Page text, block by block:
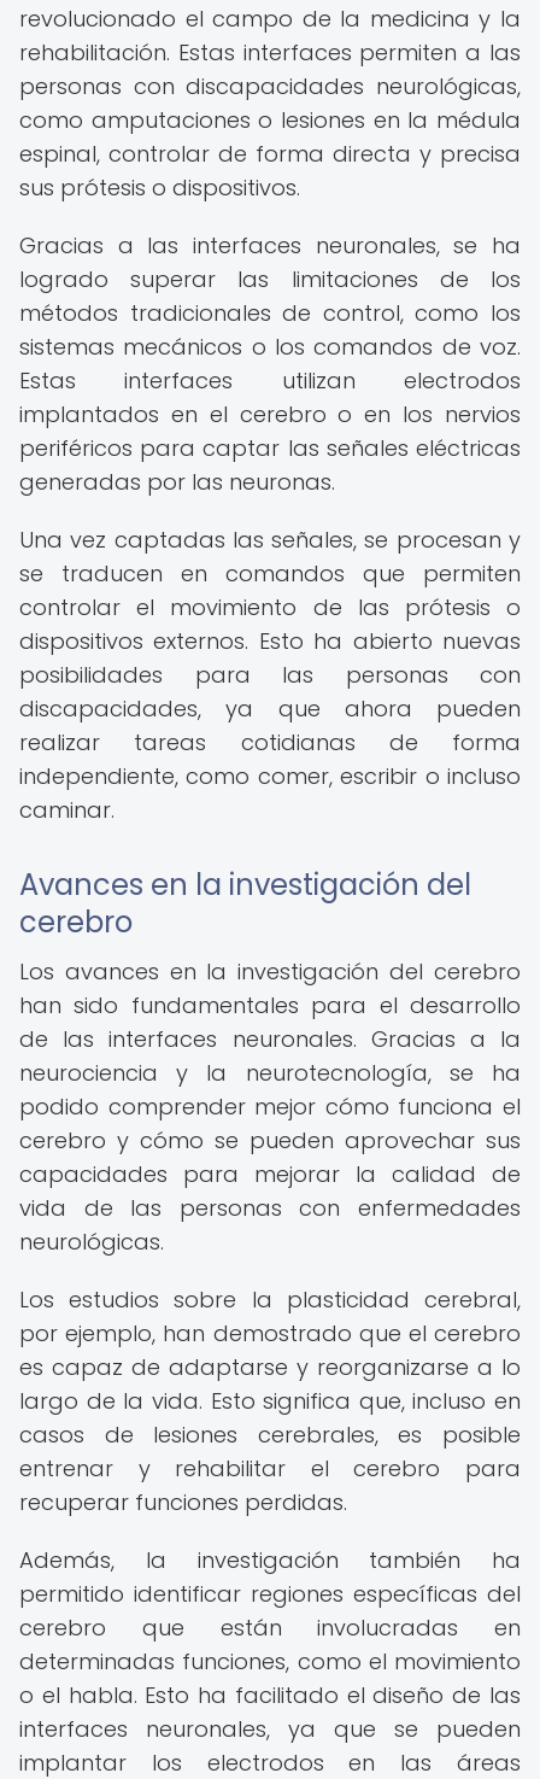
revolucionado el campo de la medicina y la
rehabilitación. Estas interfaces permiten a las
personas con discapacidades neurológicas,
como amputaciones o lesiones en la médula
espinal, controlar de forma directa y precisa
sus prótesis o dispositivos.
Gracias a las interfaces neuronales, se ha
logrado superar las limitaciones de los
métodos tradicionales de control, como los
sistemas mecánicos o los comandos de voz.
Estas interfaces utilizan electrodos
implantados en el cerebro o en los nervios
periféricos para captar las señales eléctricas
generadas por las neuronas.
Una vez captadas las señales, se procesan y
se traducen en comandos que permiten
controlar el movimiento de las prótesis o
dispositivos externos. Esto ha abierto nuevas
posibilidades para las personas con
discapacidades, ya que ahora pueden
realizar tareas cotidianas de forma
independiente, como comer, escribir o incluso
caminar.
Avances en la investigación del
cerebro
Los avances en la investigación del cerebro
han sido fundamentales para el desarrollo
de las interfaces neuronales. Gracias a la
neurociencia y la neurotecnología, se ha
podido comprender mejor cómo funciona el
cerebro y cómo se pueden aprovechar sus
capacidades para mejorar la calidad de
vida de las personas con enfermedades
neurológicas.
Los estudios sobre la plasticidad cerebral,
por ejemplo, han demostrado que el cerebro
es capaz de adaptarse y reorganizarse a lo
largo de la vida. Esto significa que, incluso en
casos de lesiones cerebrales, es posible
entrenar y rehabilitar el cerebro para
recuperar funciones perdidas.
Además, la investigación también ha
permitido identificar regiones específicas del
cerebro que están involucradas en
determinadas funciones, como el movimiento
o el habla. Esto ha facilitado el diseño de las
interfaces neuronales, ya que se pueden
implantar los electrodos en las áreas